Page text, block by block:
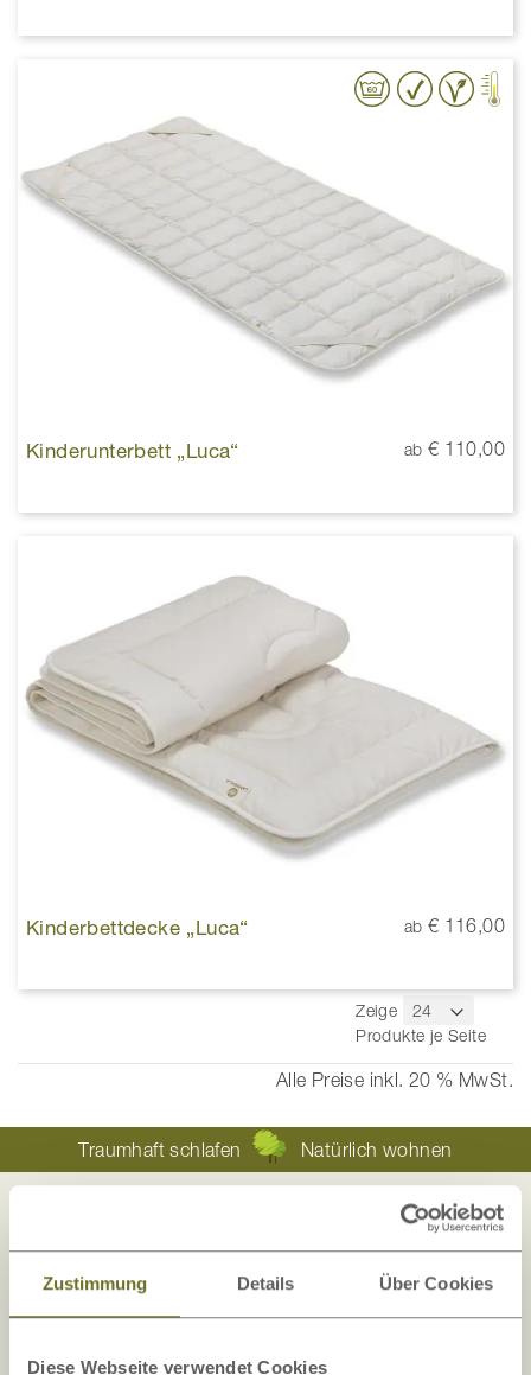
Zustimmung Details Über Cookies
Diese Webseite verwendet Cookies
Kinderunterbett „Luca“ ab € 110,00
Kinderbettdecke „Luca“ ab € 116,00
Zeige
Produkte je Seite
Alle Preise inkl. 20 % MwSt.
Traumhaft schlafen Natürlich wohnen
Ihre Sicherheit liegt uns am Herzen!
Die Zufriedenheit unserer Kunden, Sicherheit